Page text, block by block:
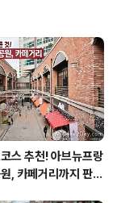
천! 아브뉴프랑
, 카페거리까지 판교